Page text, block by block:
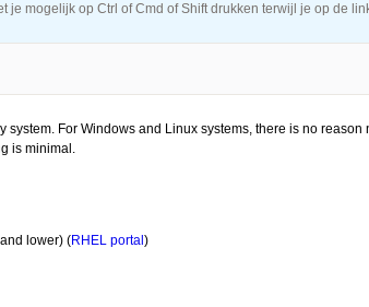
mogelijk op Ctrl of Cmd of Shift drukken terwijl je op de